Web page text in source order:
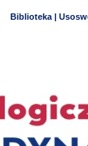
Biblioteka |